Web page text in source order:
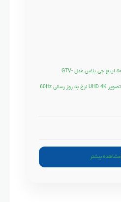
تلویزیون کیو ال ای دی سایز ۵۰ اینچ جی پلاس مدل GTV-
50SQ778N هوشمند کیفیت تصویر UHD 4K نرخ به روز رسانی 60Hz
مشاهده بیشتر